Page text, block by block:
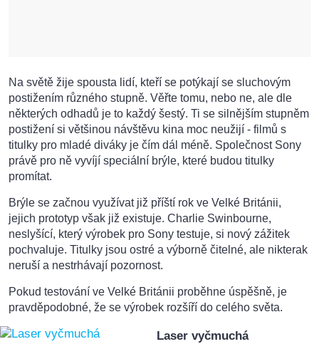
Na světě žije spousta lidí, kteří se potýkají se sluchovým
postižením různého stupně. Věřte tomu, nebo ne, ale dle
některých odhadů je to každý šestý. Ti se silnějším stupněm
postižení si většinou návštěvu kina moc neužijí - filmů s
titulky pro mladé diváky je čím dál méně. Společnost Sony
právě pro ně vyvíjí speciální brýle, které budou titulky
promítat.
Brýle se začnou využívat již příští rok ve Velké Británii,
jejich prototyp však již existuje. Charlie Swinbourne,
neslyšící, který výrobek pro Sony testuje, si nový zážitek
pochvaluje. Titulky jsou ostré a výborně čitelné, ale nikterak
neruší a nestrhávají pozornost.
Pokud testování ve Velké Británii proběhne úspěšně, je
pravděpodobné, že se výrobek rozšíří do celého světa.
Laser vyčmuchá